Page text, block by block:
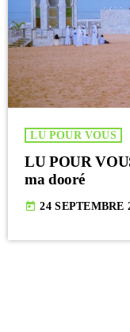
LU POUR VOUS
LU POUR
ma dooré
today 24 SEPTEMBRE